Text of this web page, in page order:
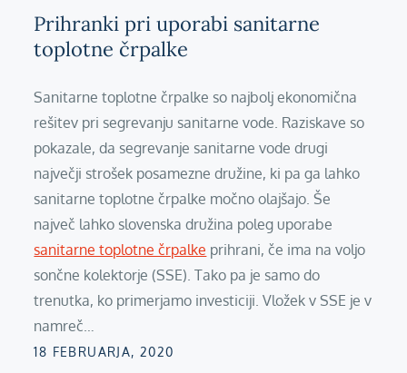
Prihranki pri uporabi sanitarne
toplotne črpalke
Sanitarne toplotne črpalke so najbolj ekonomična
rešitev pri segrevanju sanitarne vode. Raziskave so
pokazale, da segrevanje sanitarne vode drugi
največji strošek posamezne družine, ki pa ga lahko
sanitarne toplotne črpalke močno olajšajo. Še
največ lahko slovenska družina poleg uporabe
sanitarne toplotne črpalke prihrani, če ima na voljo
sončne kolektorje (SSE). Tako pa je samo do
trenutka, ko primerjamo investiciji. Vložek v SSE je v
namreč…
Posted
18 FEBRUARJA, 2020